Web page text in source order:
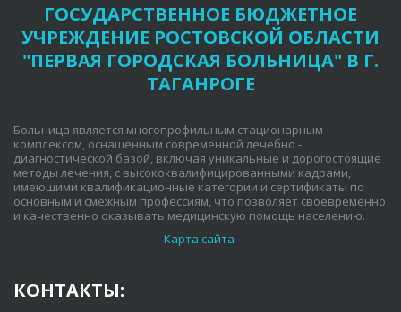
ГОСУДАРСТВЕННОЕ БЮДЖЕТНОЕ
УЧРЕЖДЕНИЕ РОСТОВСКОЙ ОБЛАСТИ
"ПЕРВАЯ ГОРОДСКАЯ БОЛЬНИЦА" В Г.
ТАГАНРОГЕ
Больница является многопрофильным стационарным
комплексом, оснащенным современной лечебно -
диагностической базой, включая уникальные и дорогостоящие
методы лечения, с высококвалифицированными кадрами,
имеющими квалификационные категории и сертификаты по
основным и смежным профессиям, что позволяет своевременно
и качественно оказывать медицинскую помощь населению.
Карта сайта
КОНТАКТЫ: